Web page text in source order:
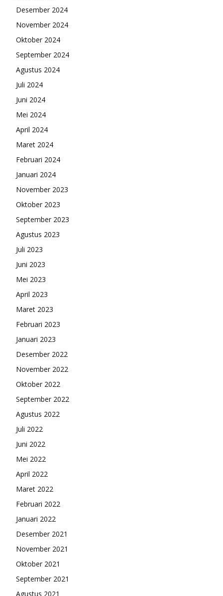
Desember 2024
November 2024
Oktober 2024
September 2024
Agustus 2024
Juli 2024
Juni 2024
Mei 2024
April 2024
Maret 2024
Februari 2024
Januari 2024
November 2023
Oktober 2023
September 2023
Agustus 2023
Juli 2023
Juni 2023
Mei 2023
April 2023
Maret 2023
Februari 2023
Januari 2023
Desember 2022
November 2022
Oktober 2022
September 2022
Agustus 2022
Juli 2022
Juni 2022
Mei 2022
April 2022
Maret 2022
Februari 2022
Januari 2022
Desember 2021
November 2021
Oktober 2021
September 2021
Agustus 2021